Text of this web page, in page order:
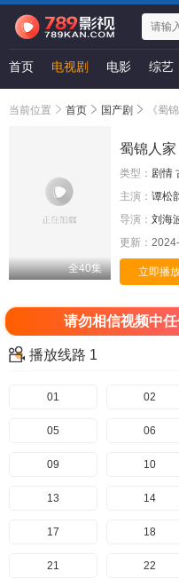
首页 电视剧 电影 综艺
当前位置 首页 国产剧 《蜀
全40集
蜀锦人家
类型： 剧情
主演： 谭松
导演： 刘海
更新：
立即播
请勿相信视频中任
播放线路 1
01 02
05 06
09 10
13 14
17 18
21 22